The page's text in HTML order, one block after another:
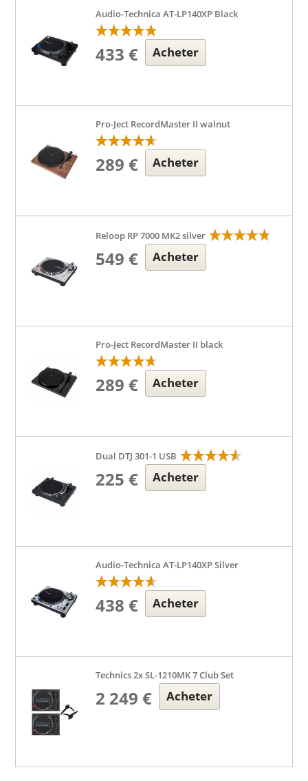
Audio-Technica AT-LP140XP Black
433 € Acheter
Pro-Ject RecordMaster II walnut
289 € Acheter
Reloop RP 7000 MK2 silver
549 € Acheter
Pro-Ject RecordMaster II black
289 € Acheter
Dual DTJ 301-1 USB
225 € Acheter
Audio-Technica AT-LP140XP Silver
438 € Acheter
Technics 2x SL-1210MK 7 Club Set
2 249 € Acheter